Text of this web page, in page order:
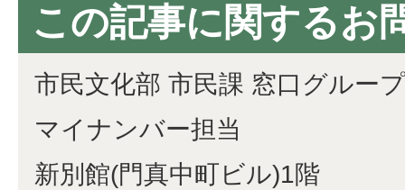
この記事に関するお
市民文化部 市民課 窓口グループ
マイナンバー担当
新別館(門真中町ビル)1階